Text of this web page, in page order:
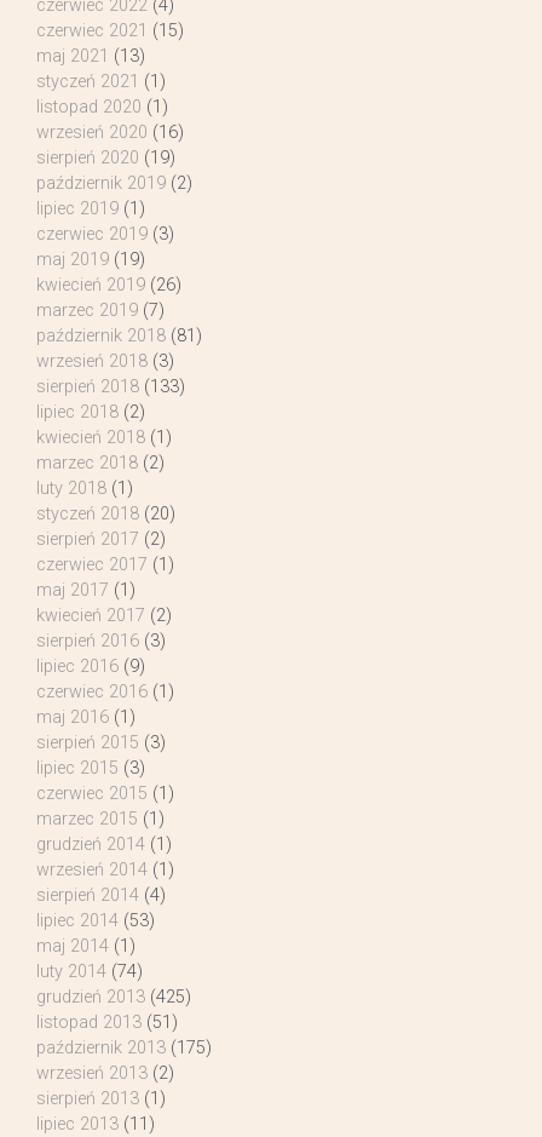
czerwiec 2022 (4)
czerwiec 2021 (15)
maj 2021 (13)
styczeń 2021 (1)
listopad 2020 (1)
wrzesień 2020 (16)
sierpień 2020 (19)
październik 2019 (2)
lipiec 2019 (1)
czerwiec 2019 (3)
maj 2019 (19)
kwiecień 2019 (26)
marzec 2019 (7)
październik 2018 (81)
wrzesień 2018 (3)
sierpień 2018 (133)
lipiec 2018 (2)
kwiecień 2018 (1)
marzec 2018 (2)
luty 2018 (1)
styczeń 2018 (20)
sierpień 2017 (2)
czerwiec 2017 (1)
maj 2017 (1)
kwiecień 2017 (2)
sierpień 2016 (3)
lipiec 2016 (9)
czerwiec 2016 (1)
maj 2016 (1)
sierpień 2015 (3)
lipiec 2015 (3)
czerwiec 2015 (1)
marzec 2015 (1)
grudzień 2014 (1)
wrzesień 2014 (1)
sierpień 2014 (4)
lipiec 2014 (53)
maj 2014 (1)
luty 2014 (74)
grudzień 2013 (425)
listopad 2013 (51)
październik 2013 (175)
wrzesień 2013 (2)
sierpień 2013 (1)
lipiec 2013 (11)